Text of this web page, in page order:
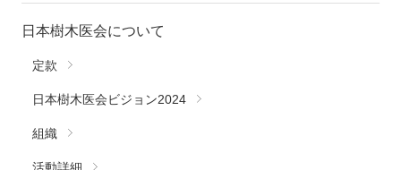
日本樹木医会について
定款
日本樹木医会ビジョン2024
組織
活動詳細